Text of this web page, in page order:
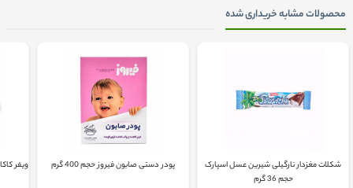
محصولات مشابه خریداری شده
شکلات مغزدار نارگیلی شیرین عسل اسپارک
حجم 36 گرم
پودر دستی صابون فیروز حجم 400 گرم